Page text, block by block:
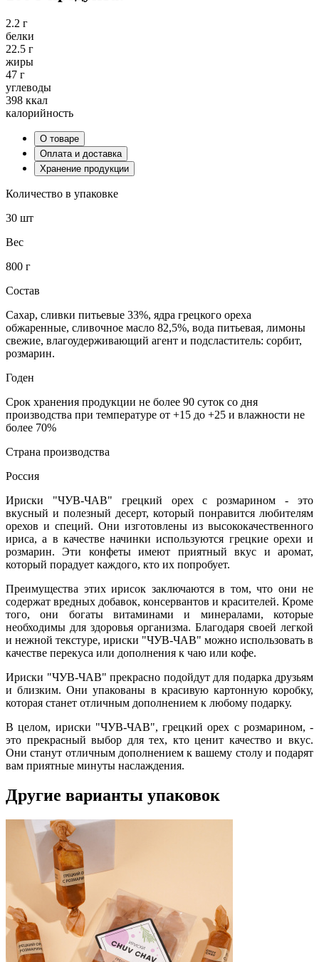
2.2 г
белки
22.5 г
жиры
47 г
углеводы
398 ккал
калорийность
О товаре
Оплата и доставка
Хранение продукции
Количество в упаковке
30 шт
Вес
800 г
Состав
Сахар, сливки питьевые 33%, ядра грецкого ореха
обжаренные, сливочное масло 82,5%, вода питьевая, лимоны
свежие, влагоудерживающий агент и подсластитель: сорбит,
розмарин.
Годен
Срок хранения продукции не более 90 суток со дня
производства при температуре от +15 до +25 и влажности не
более 70%
Страна производства
Россия
Ириски "ЧУВ-ЧАВ" грецкий орех с розмарином - это
вкусный и полезный десерт, который понравится любителям
орехов и специй. Они изготовлены из высококачественного
ириса, а в качестве начинки используются грецкие орехи и
розмарин. Эти конфеты имеют приятный вкус и аромат,
который порадует каждого, кто их попробует.
Преимущества этих ирисок заключаются в том, что они не
содержат вредных добавок, консервантов и красителей. Кроме
того, они богаты витаминами и минералами, которые
необходимы для здоровья организма. Благодаря своей легкой
и нежной текстуре, ириски "ЧУВ-ЧАВ" можно использовать в
качестве перекуса или дополнения к чаю или кофе.
Ириски "ЧУВ-ЧАВ" прекрасно подойдут для подарка друзьям
и близким. Они упакованы в красивую картонную коробку,
которая станет отличным дополнением к любому подарку.
В целом, ириски "ЧУВ-ЧАВ", грецкий орех с розмарином, -
это прекрасный выбор для тех, кто ценит качество и вкус.
Они станут отличным дополнением к вашему столу и подарят
вам приятные минуты наслаждения.
Другие варианты упаковок